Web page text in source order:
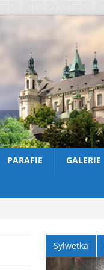
PARAFIE GALERIE
Sylwetka